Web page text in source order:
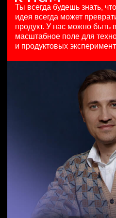
сегодня
з/п не указана
Москва
HeadHunter::Коммерческий
Ярославль
Менеджер по продажам в
бизнеса
HeadHunter::Телефонные
29 июл. 2026
з/п не указана
Москва
Бренд-менеджер b2c
HeadHunter::Департамент
5 авг. 2026
з/п не указана
Москва
Ты всегда будешь знать,
идея всегда может
продукт. У нас можно быть
масштабное поле для
и продуктовых